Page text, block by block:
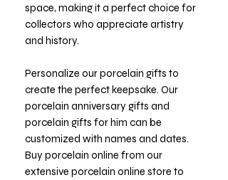
space, making it a perfect choice for
collectors who appreciate artistry
and history.
Personalize our porcelain gifts to
create the perfect keepsake. Our
porcelain anniversary gifts and
porcelain gifts for him can be
customized with names and dates.
Buy porcelain online from our
extensive porcelain online store to